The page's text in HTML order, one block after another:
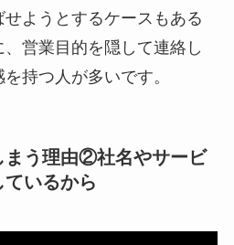
ようとするケースもある
営業目的を隠して連絡し
持つ人が多いです。
まう理由②社名やサービ
いるから